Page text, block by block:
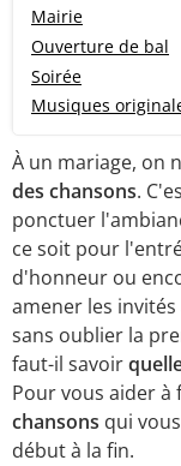
Mairie
Ouverture de bal
Soirée
Musiques
À un mariage, on
des chansons.
ponctuer
ce soit pour
d'honneur ou
amener les
sans oublier la
faut-il savoir
Pour vous aider à
chansons qui
début à la fin.